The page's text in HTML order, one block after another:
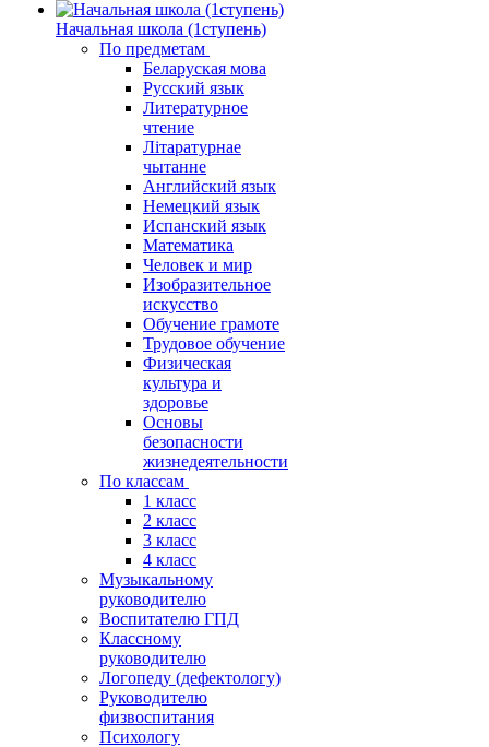
Начальная школа (1ступень)
По предметам
Беларуская мова
Русский язык
Литературное
чтение
Літаратурнае
чытанне
Английский язык
Немецкий язык
Испанский язык
Математика
Человек и мир
Изобразительное
искусство
Обучение грамоте
Трудовое обучение
Физическая
культура и
здоровье
Основы
безопасности
жизнедеятельности
По классам
1 класс
2 класс
3 класс
4 класс
Музыкальному
руководителю
Воспитателю ГПД
Классному
руководителю
Логопеду (дефектологу)
Руководителю
физвоспитания
Психологу